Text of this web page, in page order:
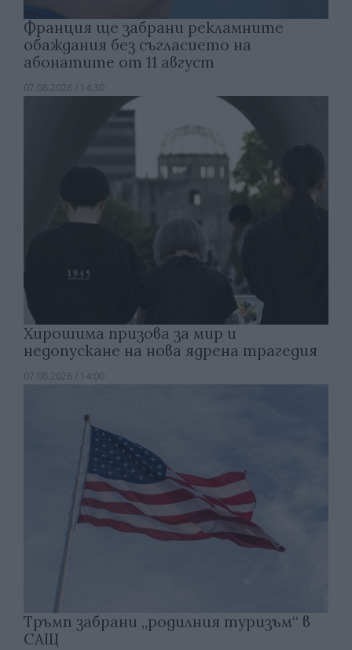
Франция ще забрани рекламните
обаждания без съгласието на
абонатите от 11 август
07.08.2026 / 14:30
Хирошима призова за мир и
недопускане на нова ядрена трагедия
07.08.2026 / 14:00
Тръмп забрани „родилния туризъм“ в
САЩ